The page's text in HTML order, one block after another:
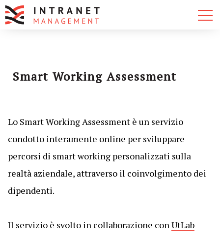
Smart Working Assessment
Lo Smart Working Assessment è un servizio
condotto interamente online per sviluppare
percorsi di smart working personalizzati sulla
realtà aziendale, attraverso il coinvolgimento dei
dipendenti.
Il servizio è svolto in collaborazione conUtLab